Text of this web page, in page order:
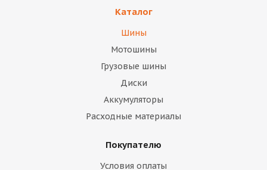
Каталог
Шины
Мотошины
Грузовые шины
Диски
Аккумуляторы
Расходные материалы
Покупателю
Условия оплаты